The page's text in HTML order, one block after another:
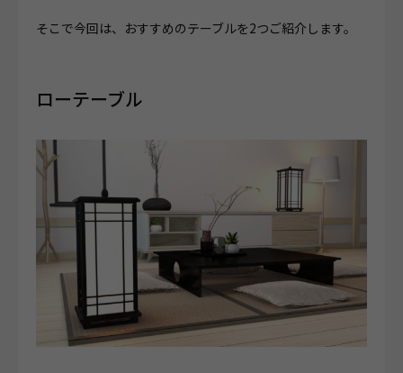
そこで今回は、おすすめのテーブルを2つご紹介します。
ローテーブル